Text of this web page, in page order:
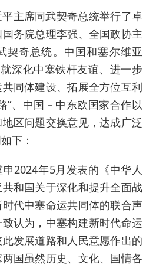
主席同武契奇总统举行了卓
务院总理李强、全国政协主
契奇总统。中国和塞尔维亚
就深化中塞铁杆友谊、进一步
同体建设、拓展全方位互利
”、中国－中东欧国家合作以
区问题交换意见，达成广泛
下：
2024年5月发表的《中华人
和国关于深化和提升全面战
代中塞命运共同体的联合声
认为，中塞构建新时代命运
发展道路和人民意愿作出的
国虽然历史、文化、国情各